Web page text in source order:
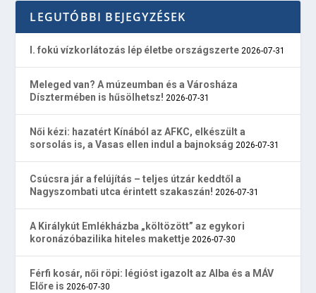
LEGUTÓBBI BEJEGYZÉSEK
I. fokú vízkorlátozás lép életbe országszerte 2026-07-31
Meleged van? A múzeumban és a Városháza
Dísztermében is hűsölhetsz! 2026-07-31
Női kézi: hazatért Kínából az AFKC, elkészült a
sorsolás is, a Vasas ellen indul a bajnokság 2026-07-31
Csúcsra jár a felújítás – teljes útzár keddtől a
Nagyszombati utca érintett szakaszán! 2026-07-31
A Királykút Emlékházba „költözött” az egykori
koronázóbazilika hiteles makettje 2026-07-30
Férfi kosár, női röpi: légióst igazolt az Alba és a MÁV
Előre is 2026-07-30